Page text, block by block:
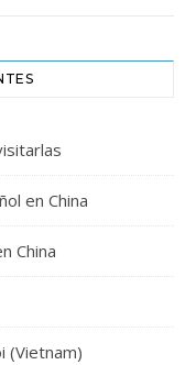
en China
China
(Vietnam)